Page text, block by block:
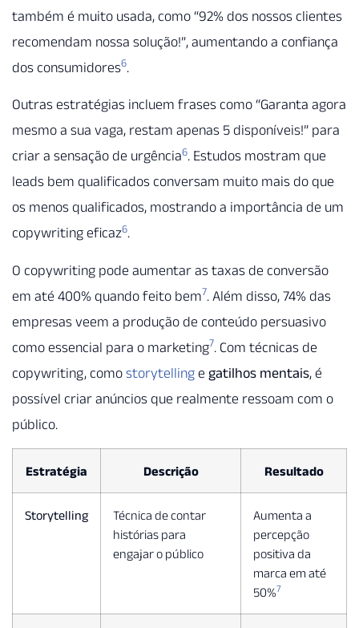
também é muito usada, como “92% dos nossos clientes
recomendam nossa solução!”, aumentando a confiança
dos consumidores6.
Outras estratégias incluem frases como “Garanta agora
mesmo a sua vaga, restam apenas 5 disponíveis!” para
criar a sensação de urgência6. Estudos mostram que
leads bem qualificados conversam muito mais do que
os menos qualificados, mostrando a importância de um
copywriting eficaz6.
O copywriting pode aumentar as taxas de conversão
em até 400% quando feito bem7. Além disso, 74% das
empresas veem a produção de conteúdo persuasivo
como essencial para o marketing7. Com técnicas de
copywriting, como storytelling e gatilhos mentais, é
possível criar anúncios que realmente ressoam com o
público.
Estratégia Descrição Resultado
Storytelling
Técnica de contar
histórias para
engajar o público
Aumenta a
percepção
positiva da
marca em até
50%7